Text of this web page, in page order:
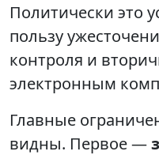
Политически это
пользу
контроля и
электронным
Главные
видны. Первое —